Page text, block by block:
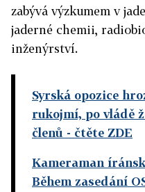
zabývá výzkumem v
jaderné chemii,
inženýrství.
Syrská opozice
rukojmí, po vládě
členů - čtěte ZDE
Kameraman
Během zasedání